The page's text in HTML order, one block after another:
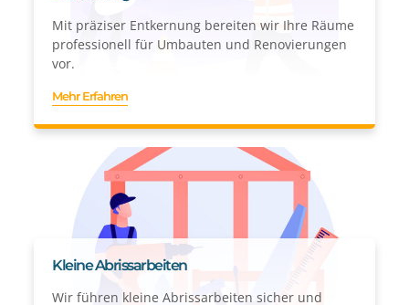
Mit präziser Entkernung bereiten wir Ihre Räume
professionell für Umbauten und Renovierungen
vor.
Mehr Erfahren
Kleine Abrissarbeiten
Wir führen kleine Abrissarbeiten sicher und